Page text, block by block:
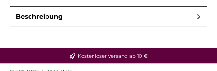
Beschreibung
Kostenloser Versand ab 10 €